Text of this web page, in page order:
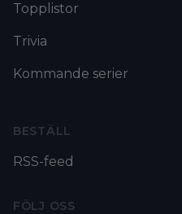
Topplistor
Trivia
Kommande serier
BESTÄLL
RSS-feed
FÖLJ OSS